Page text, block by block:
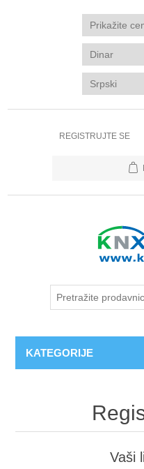
REGISTRUJTE SE
KATEGORIJE
Vaši